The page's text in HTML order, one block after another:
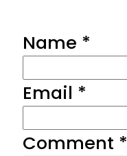
Name *
Email *
Comment *